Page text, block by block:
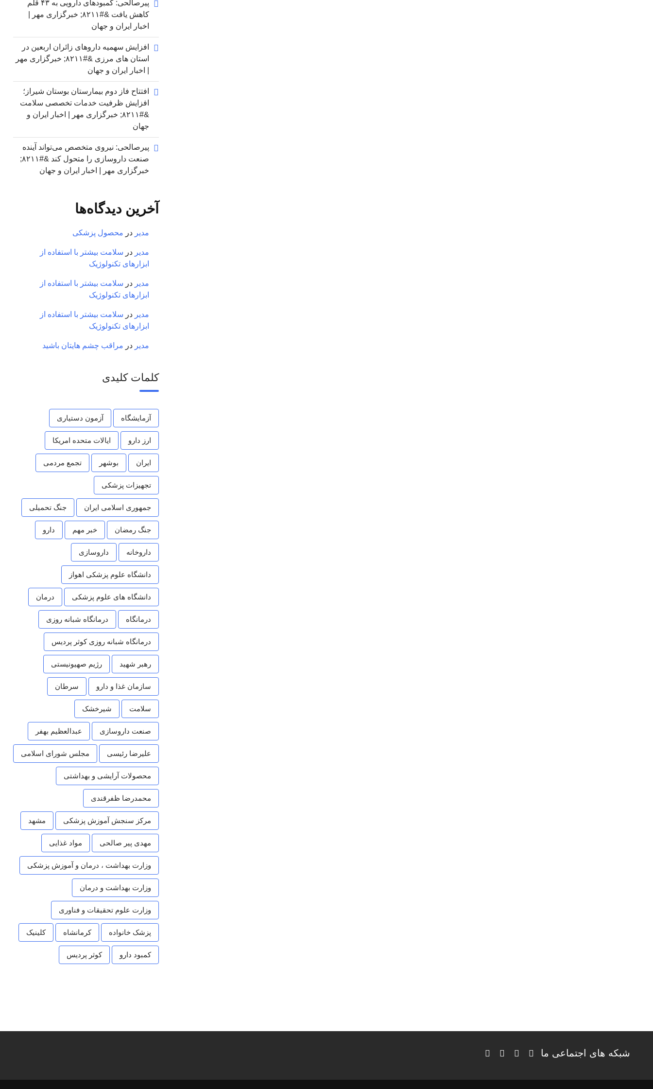
پیرصالحی: کمبودهای دارویی به ۴۳ قلم
کاهش یافت &#۸۲۱۱; خبرگزاری مهر |
اخبار ایران و جهان
افزایش سهمیه داروهای زائران اربعین در
استان های مرزی &#۸۲۱۱; خبرگزاری مهر
| اخبار ایران و جهان
افتتاح فاز دوم بیمارستان بوستان شیراز؛
افزایش ظرفیت خدمات تخصصی سلامت
&#۸۲۱۱; خبرگزاری مهر | اخبار ایران و
جهان
پیرصالحی: نیروی متخصص می‌تواند آینده
صنعت داروسازی را متحول کند &#۸۲۱۱;
خبرگزاری مهر | اخبار ایران و جهان
آخرین دیدگاه‌ها
مدیر در محصول پزشکی
مدیر در سلامت بیشتر با استفاده از
ابزارهای تکنولوژیک
مدیر در سلامت بیشتر با استفاده از
ابزارهای تکنولوژیک
مدیر در سلامت بیشتر با استفاده از
ابزارهای تکنولوژیک
مدیر در مراقب چشم هایتان باشید
کلمات کلیدی
آزمایشگاه آزمون دستیاری
ارز دارو ایالات متحده امریکا
ایران بوشهر تجمع مردمی
تجهیزات پزشکی
جمهوری اسلامی ایران جنگ تحمیلی
جنگ رمضان خبر مهم دارو
داروخانه داروسازی
دانشگاه علوم پزشکی اهواز
دانشگاه های علوم پزشکی درمان
درمانگاه درمانگاه شبانه روزی
درمانگاه شبانه روزی کوثر پردیس
رهبر شهید رژیم صهیونیستی
سازمان غذا و دارو سرطان
سلامت شیرخشک
صنعت داروسازی عبدالعظیم بهفر
علیرضا رئیسی مجلس شورای اسلامی
محصولات آرایشی و بهداشتی
محمدرضا ظفرقندی
مرکز سنجش آموزش پزشکی مشهد
مهدی پیر صالحی مواد غذایی
وزارت بهداشت ، درمان و آموزش پزشکی
وزارت بهداشت و درمان
وزارت علوم تحقیقات و فناوری
پزشک خانواده کرمانشاه کلینیک
کمبود دارو کوثر پردیس
شبکه های اجتماعی ما